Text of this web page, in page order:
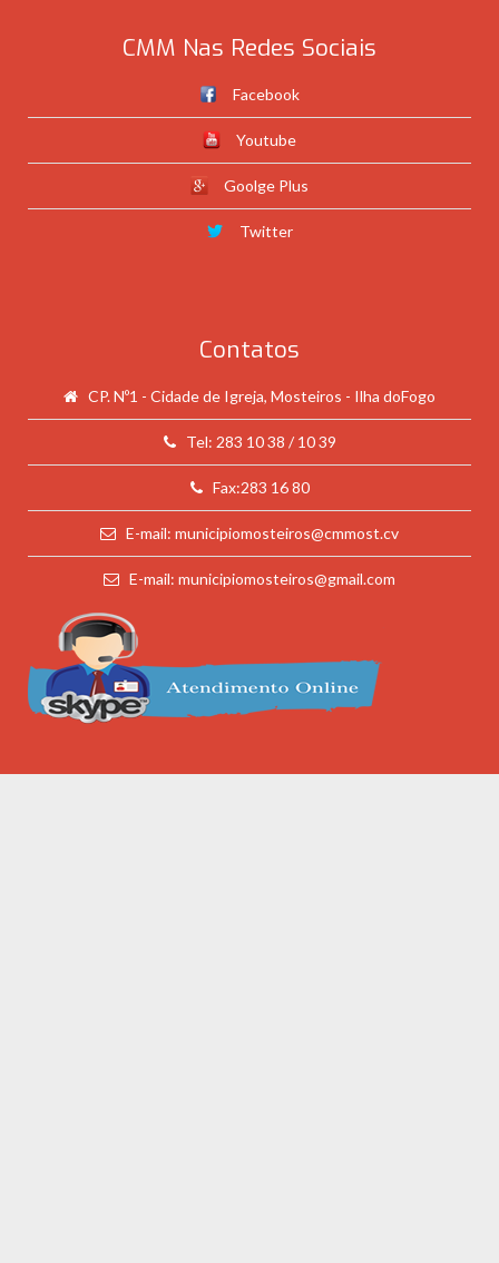
CMM Nas Redes Sociais
Facebook
Youtube
Goolge Plus
Twitter
Contatos
CP. Nº1 - Cidade de Igreja, Mosteiros - Ilha doFogo
Tel: 283 10 38 / 10 39
Fax:283 16 80
E-mail: municipiomosteiros@cmmost.cv
E-mail: municipiomosteiros@gmail.com